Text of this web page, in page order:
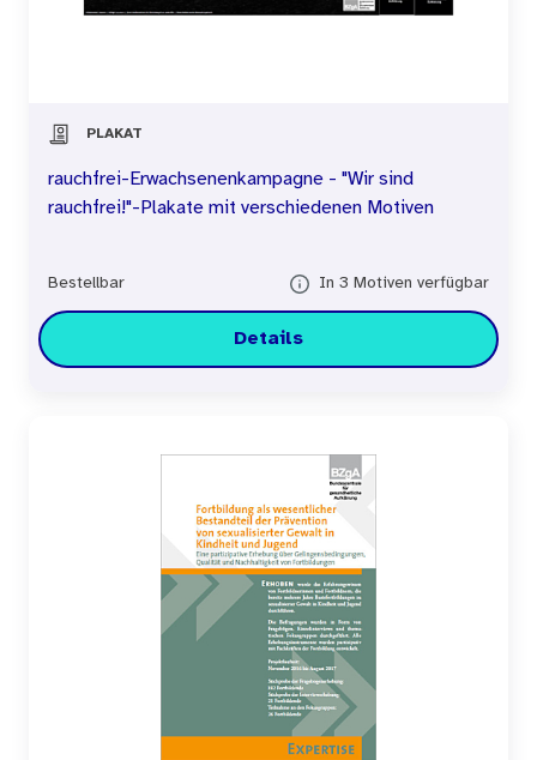
PLAKAT
rauchfrei-Erwachsenenkampagne - "Wir sind
rauchfrei!"-Plakate mit verschiedenen Motiven
Bestellbar In 3 Motiven verfügbar
Details